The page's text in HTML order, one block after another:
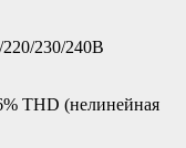
230/240В
THD (нелинейная